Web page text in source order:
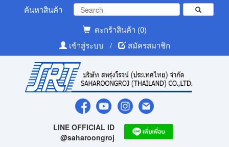
ค้นหาสินค้า
ตะกร้าสินค้า (0)
เข้าสู่ระบบ
/ สมัครสมาชิก
LINE OFFICIAL ID
@saharoongroj